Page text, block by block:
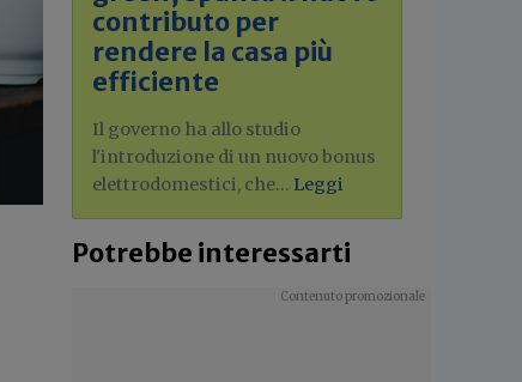
contributo per
rendere la casa più
efficiente
Il governo ha allo studio
l'introduzione di un nuovo bonus
elettrodomestici, che... Leggi
Potrebbe interessarti